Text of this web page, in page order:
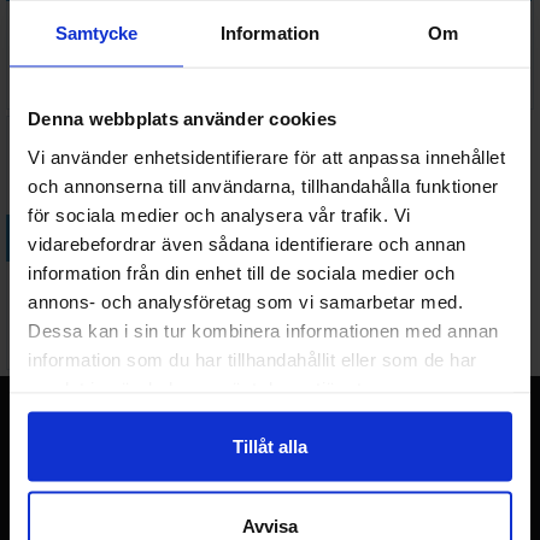
Samtycke Information Om
Denna webbplats använder cookies
Vi använder enhetsidentifierare för att anpassa innehållet
och annonserna till användarna, tillhandahålla funktioner
för sociala medier och analysera vår trafik. Vi
vidarebefordrar även sådana identifierare och annan
information från din enhet till de sociala medier och
annons- och analysföretag som vi samarbetar med.
Dessa kan i sin tur kombinera informationen med annan
information som du har tillhandahållit eller som de har
Tillåt alla
Avvisa
Tavern
Sewers
Köp
Warlock Tiles Town/Village
Upper Levels
999 SEK Väntas in:
2026-09-30
Terratide.se
Sveriges nya, stora webbutik för brädspel, Warhammer
miniatyrspill och samlarkort med över 20 års erfarenhet från